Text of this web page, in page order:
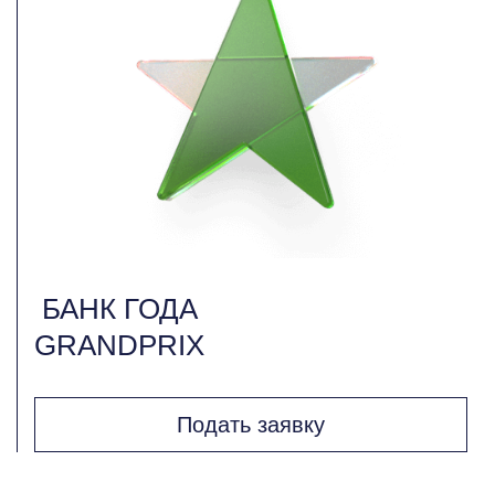
БАНК ГОДА
GRANDPRIX
Подать заявку